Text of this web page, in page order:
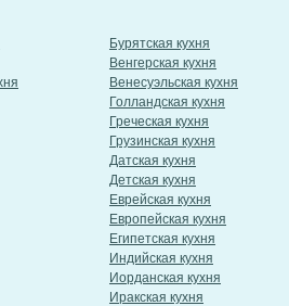
Бурятская кухня
Венгерская кухня
Венесуэльская кухня
Голландская кухня
Греческая кухня
Грузинская кухня
Датская кухня
Детская кухня
Еврейская кухня
Европейская кухня
Египетская кухня
Индийская кухня
Иорданская кухня
Иракская кухня